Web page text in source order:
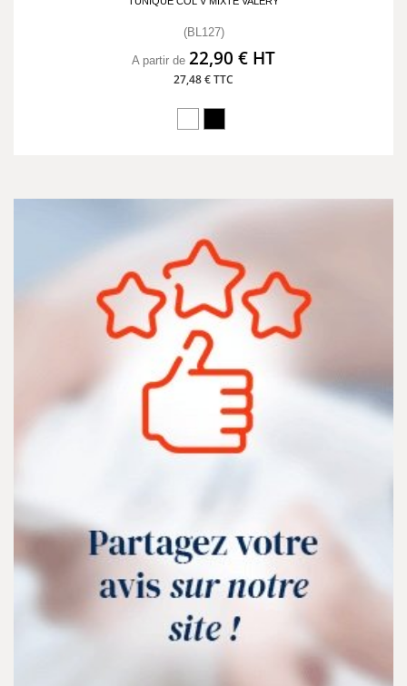
(BL127)
A partir de 22,90 € HT
27,48 € TTC